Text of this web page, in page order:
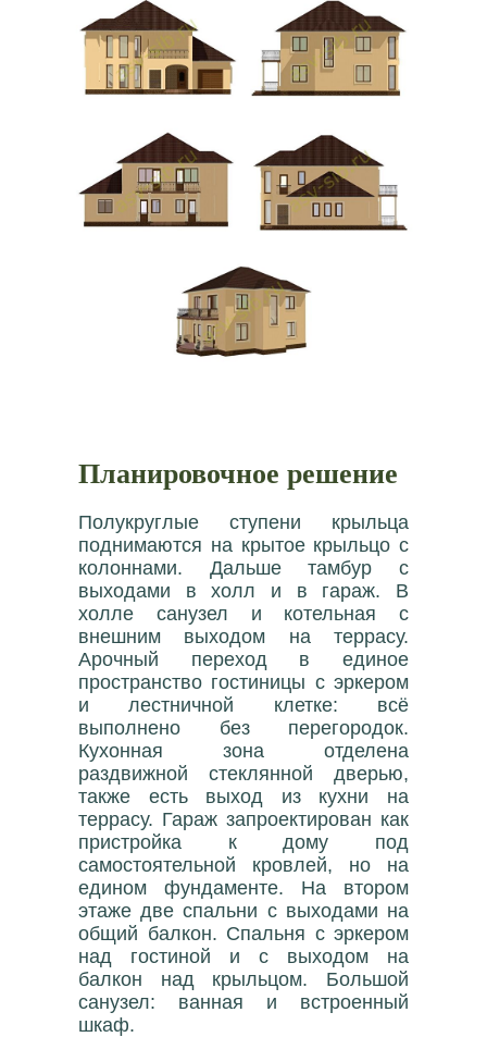
Планировочное решение
Полукруглые ступени крыльца
поднимаются на крытое крыльцо с
колоннами. Дальше тамбур с
выходами в холл и в гараж. В
холле санузел и котельная с
внешним выходом на террасу.
Арочный переход в единое
пространство гостиницы с эркером
и лестничной клетке: всё
выполнено без перегородок.
Кухонная зона отделена
раздвижной стеклянной дверью,
также есть выход из кухни на
террасу. Гараж запроектирован как
пристройка к дому под
самостоятельной кровлей, но на
едином фундаменте. На втором
этаже две спальни с выходами на
общий балкон. Спальня с эркером
над гостиной и с выходом на
балкон над крыльцом. Большой
санузел: ванная и встроенный
шкаф.